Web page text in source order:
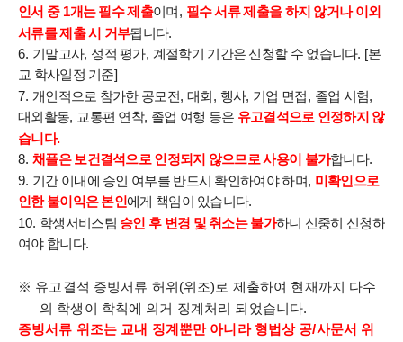
인서 중 1개는 필수 제출이며 , 필수 서류 제출을 하지 않거나 이외
서류를 제출 시 거부됩니다.
6. 기말고사, 성적 평가, 계절학기 기간은 신청할 수 없습니다. [본
교 학사일정 기준
7. 개인적으로 참가한 공모전, 대회 , 행사, 기업 면접, 졸업 시험,
대외활동, 교통편 연착, 졸업 여행 등은 유고결석으로 인정하지 않
습니다.
8. 채플은 보건결석으로 인정되지 않으므로 사용이 불가합니다.
9. 기간 이내에 승인 여부를 반드시 확인하여야 하며, 미확인으로
인한 불이익은 본인에게 책임이 있습니다.
10. 학생서비스팀 승인 후 변경 및 취소는 불가하니 신중히 신청하
여야 합니다.
※ 유고결석 증빙서류 허위 (위조)로 제출하여 현재까지 다수
의 학생이 학칙에 의거 징계처리 되었습니다.
증빙서류 위조는 교내 징계뿐만 아니라 형법상 공/사문서 위